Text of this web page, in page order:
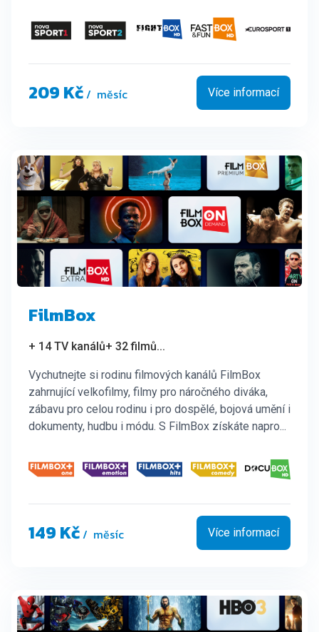
209 Kč/ měsíc Více informací
FilmBox
+ 14 TV kanálů+ 32 filmů...
Vychutnejte si rodinu filmových kanálů FilmBox
zahrnující velkofilmy, filmy pro náročného diváka,
zábavu pro celou rodinu i pro dospělé, bojová umění i
dokumenty, hudbu i módu. S FilmBox získáte napro...
149 Kč/ měsíc Více informací